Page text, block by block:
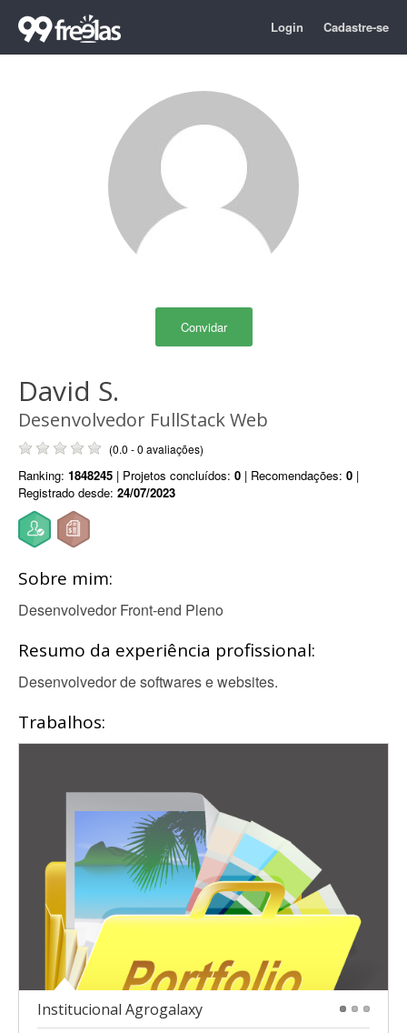
Login Cadastre-se
Convidar
David S.
Desenvolvedor FullStack Web
(0.0 - 0 avaliações)
Ranking: 1848245 | Projetos concluídos: 0 | Recomendações: 0 |
Registrado desde: 24/07/2023
Sobre mim:
Desenvolvedor Front-end Pleno
Resumo da experiência profissional:
Desenvolvedor de softwares e websites.
Trabalhos:
Institucional Agrogalaxy